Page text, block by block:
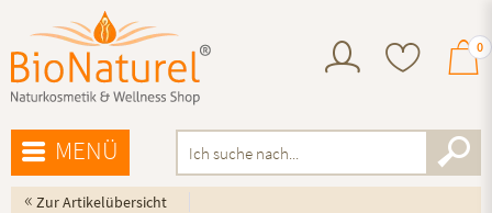
0
MENÜ
« Zur Artikelübersicht